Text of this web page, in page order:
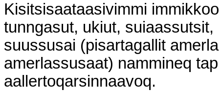
Kisitsisaataasivimmi
tunngasut, ukiut,
suussusai (pisartagallit
amerlassusaat) nammineq
aallertoqarsinnaavoq.